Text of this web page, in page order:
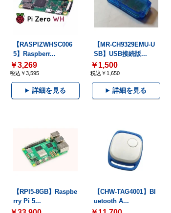
【RASPIZWHSC006
5】Raspberr...
￥3,269
税込￥3,595
詳細を見る
【MR-CH9329EMU-U
SB】USB接続版...
￥1,500
税込￥1,650
詳細を見る
【RPI5-8GB】Raspbe
rry Pi 5...
【CHW-TAG4001】Bl
uetooth A...